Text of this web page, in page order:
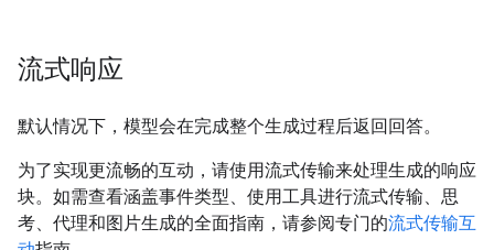
流式响应
默认情况下，模型会在完成整个生成过程后返回回答。
为了实现更流畅的互动，请使用流式传输来处理生成的响应
块。如需查看涵盖事件类型、使用工具进行流式传输、思
考、代理和图片生成的全面指南，请参阅专门的流式传输互